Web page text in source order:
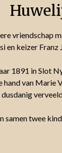
vriendschap
en keizer Franz
1891 in Slot
hand van Marie
samen twee